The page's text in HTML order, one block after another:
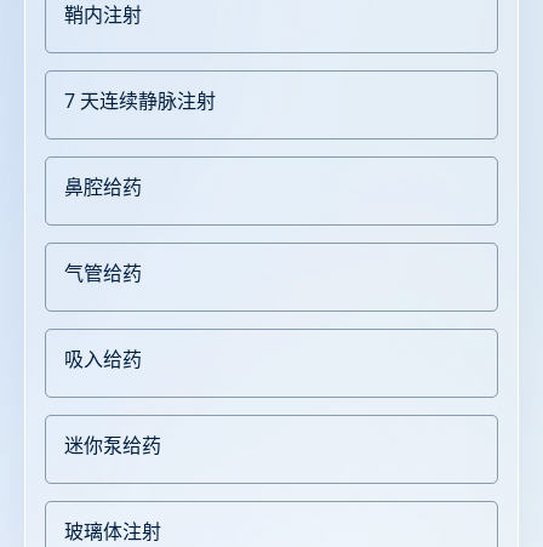
鞘内注射
7 天连续静脉注射
鼻腔给药
气管给药
吸入给药
迷你泵给药
玻璃体注射